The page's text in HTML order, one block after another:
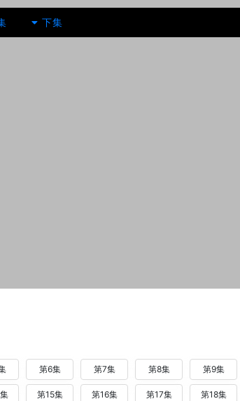
下集
第6集 第7集 第8集 第9集
第15集 第16集 第17集 第18集